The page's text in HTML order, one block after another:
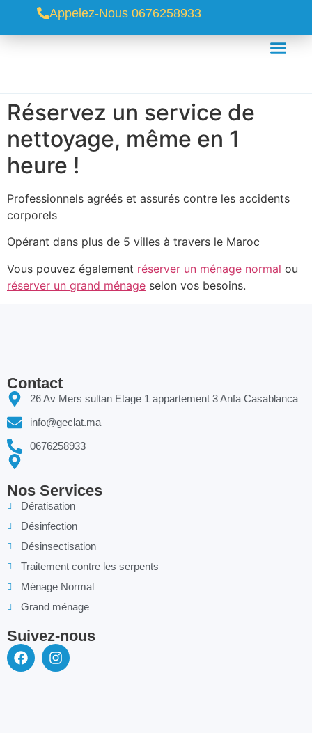
Appelez-Nous 0676258933
Réservez un service de
nettoyage, même en 1
heure !
Professionnels agréés et assurés contre les accidents
corporels
Opérant dans plus de 5 villes à travers le Maroc
Vous pouvez également réserver un ménage normal ou
réserver un grand ménage selon vos besoins.
Contact
26 Av Mers sultan Etage 1 appartement 3 Anfa Casablanca
info@geclat.ma
0676258933
Nos Services
Dératisation
Désinfection
Désinsectisation
Traitement contre les serpents
Ménage Normal
Grand ménage
Suivez-nous